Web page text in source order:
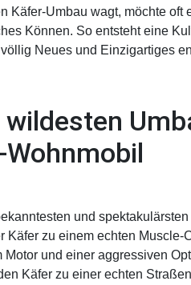
Käfer-Umbau wagt, möchte oft
Können. So entsteht eine
Neues und Einzigartiges
wildesten
und
Käfer zu einem echten
Motor und einer aggressiven
Käfer zu einer echten